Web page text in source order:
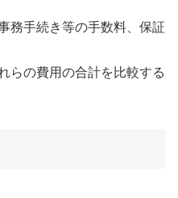
務手続き等の手数料、保証
らの費用の合計を比較する